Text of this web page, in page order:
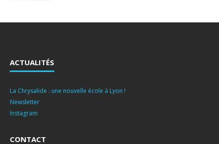
ACTUALITÉS
La Chrysalide : une nouvelle école à Lyon !
Newsletter
Instagram
CONTACT